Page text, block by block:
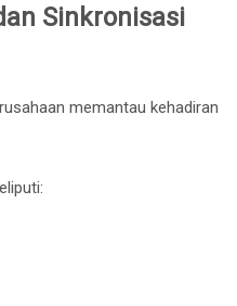
Sinkronisasi
memantau kehadiran